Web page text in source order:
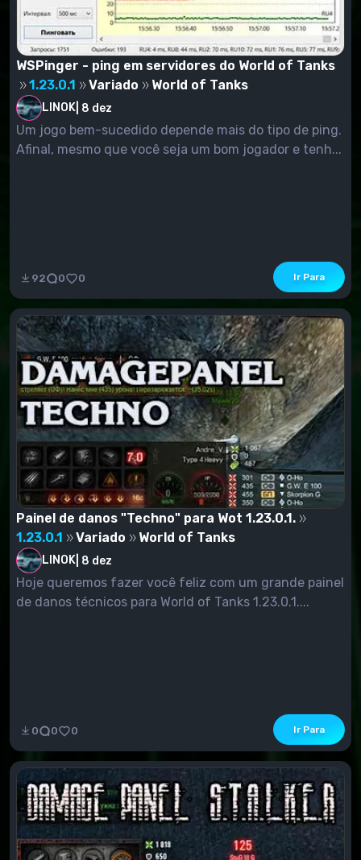
WSPinger - ping em servidores do World of Tanks
1.23.0.1
Variado World of Tanks
LINOK 8 dez
Um jogo bem-sucedido depende mais do tipo de ping.
Afinal, mesmo que você seja um bom jogador e tenh...
92 0 0 Ir Para
Painel de danos "Techno" para Wot 1.23.0.1.
1.23.0.1
Variado World of Tanks
LINOK 8 dez
Hoje queremos fazer você feliz com um grande painel
de danos técnicos para World of Tanks 1.23.0.1....
0 0 0 Ir Para